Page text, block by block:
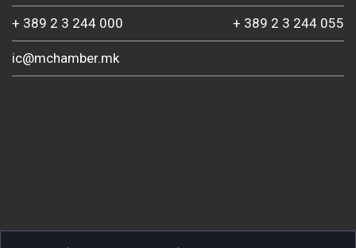
+ 389 2 3 244 000 + 389 2 3 244 055
ic@mchamber.mk